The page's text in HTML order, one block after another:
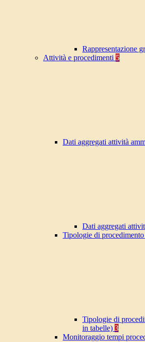
Rappresentazione
Attività e procedimenti 5
Dati aggregati attività
Dati aggregati
Tipologie di procedimento
Tipologie di
in tabelle) 3
Monitoraggio tempi